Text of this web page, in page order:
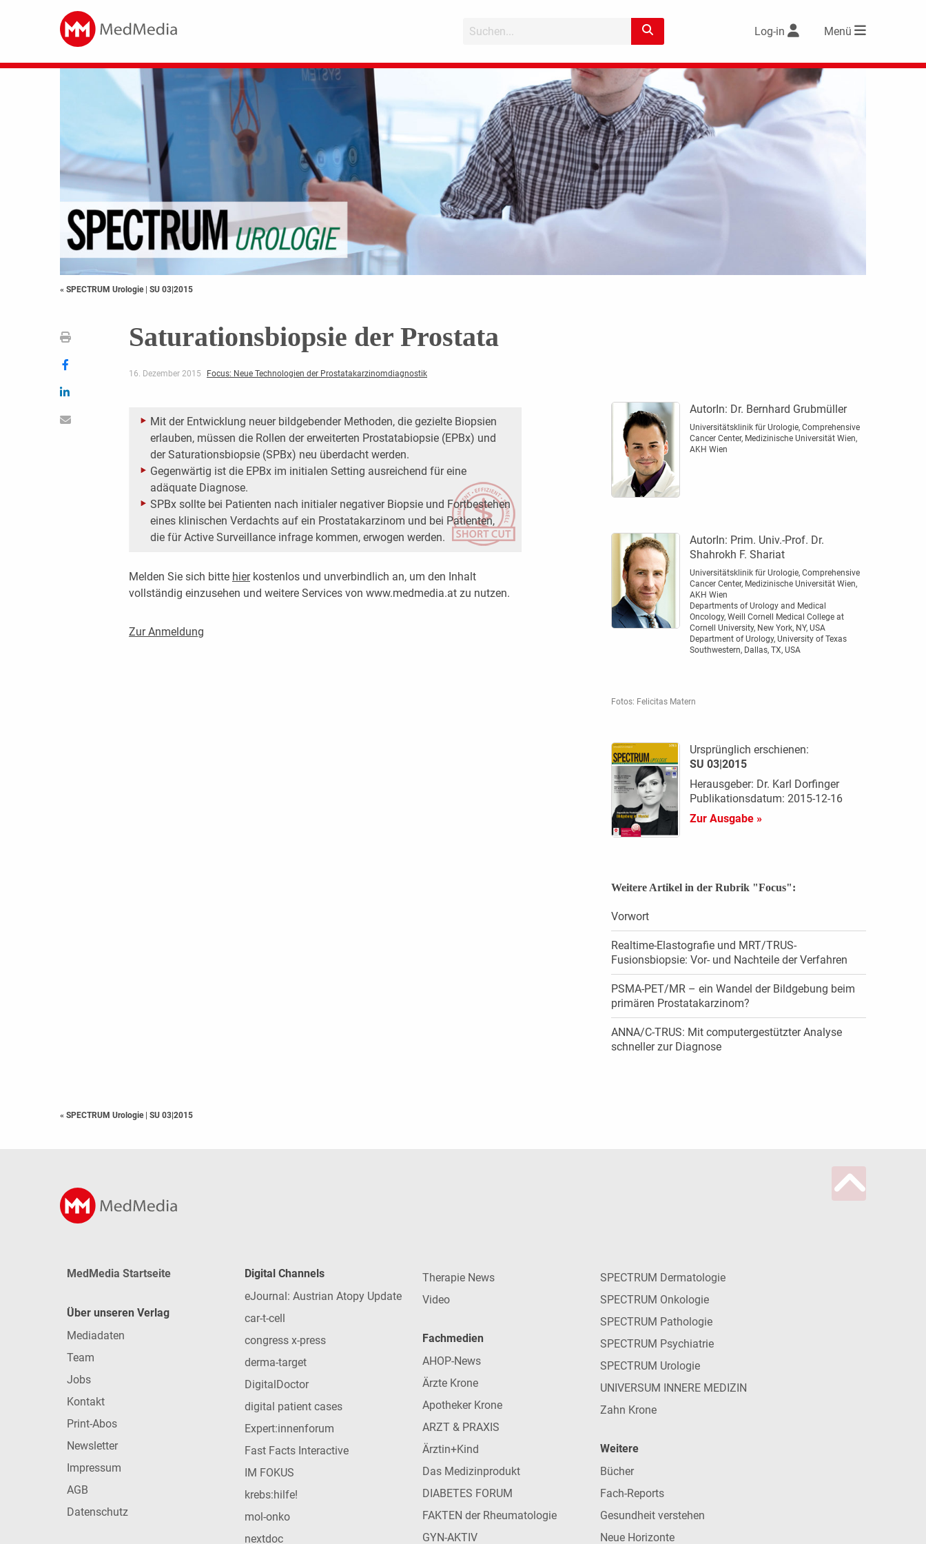
Log-in Menü
« SPECTRUM Urologie | SU 03|2015
Saturationsbiopsie der Prostata
16. Dezember 2015 Focus: Neue Technologien der Prostatakarzinomdiagnostik
Mit der Entwicklung neuer bildgebender Methoden, die gezielte Biopsien
erlauben, müssen die Rollen der erweiterten Prostatabiopsie (EPBx) und
der Saturationsbiopsie (SPBx) neu überdacht werden.
Gegenwärtig ist die EPBx im initialen Setting ausreichend für eine
adäquate Diagnose.
SPBx sollte bei Patienten nach initialer negativer Biopsie und Fortbestehen
eines klinischen Verdachts auf ein Prostatakarzinom und bei Patienten,
die für Active Surveillance infrage kommen, erwogen werden.
Melden Sie sich bitte hierkostenlos und unverbindlich an, um den Inhalt
vollständig einzusehen und weitere Services von www.medmedia.at zu nutzen.
Zur Anmeldung
AutorIn: Dr. Bernhard Grubmüller
Universitätsklinik für Urologie, Comprehensive
Cancer Center, Medizinische Universität Wien,
AKH Wien
AutorIn: Prim. Univ.-Prof. Dr.
Shahrokh F. Shariat
Universitätsklinik für Urologie, Comprehensive
Cancer Center, Medizinische Universität Wien,
AKH Wien
Departments of Urology and Medical
Oncology, Weill Cornell Medical College at
Cornell University, New York, NY, USA
Department of Urology, University of Texas
Southwestern, Dallas, TX, USA
Fotos: Felicitas Matern
Ursprünglich erschienen:
SU 03|2015
Herausgeber: Dr. Karl Dorfinger
Publikationsdatum: 2015-12-16
Zur Ausgabe »
Weitere Artikel in der Rubrik "Focus":
Vorwort
Realtime-Elastografie und MRT/TRUS-
Fusionsbiopsie: Vor- und Nachteile der Verfahren
PSMA-PET/MR – ein Wandel der Bildgebung beim
primären Prostatakarzinom?
ANNA/C-TRUS: Mit computergestützter Analyse
schneller zur Diagnose
« SPECTRUM Urologie SU 03|2015
MedMedia Startseite
Über unseren Verlag
Mediadaten
Team
Jobs
Kontakt
Print-Abos
Newsletter
Impressum
AGB
Datenschutz
Digital Channels
eJournal: Austrian Atopy Update
car-t-cell
congress x-press
derma-target
DigitalDoctor
digital patient cases
Expert:innenforum
Fast Facts Interactive
IM FOKUS
krebs:hilfe!
mol-onko
nextdoc
Therapie News
Video
Fachmedien
AHOP-News
Ärzte Krone
Apotheker Krone
ARZT & PRAXIS
Ärztin+Kind
Das Medizinprodukt
DIABETES FORUM
FAKTEN der Rheumatologie
GYN-AKTIV
SPECTRUM Dermatologie
SPECTRUM Onkologie
SPECTRUM Pathologie
SPECTRUM Psychiatrie
SPECTRUM Urologie
UNIVERSUM INNERE MEDIZIN
Zahn Krone
Weitere
Bücher
Fach-Reports
Gesundheit verstehen
Neue Horizonte